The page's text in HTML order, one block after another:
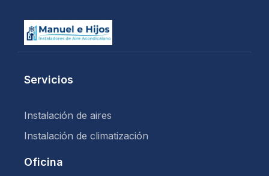
Servicios
Instalación de aires
Instalación de climatización
Oficina